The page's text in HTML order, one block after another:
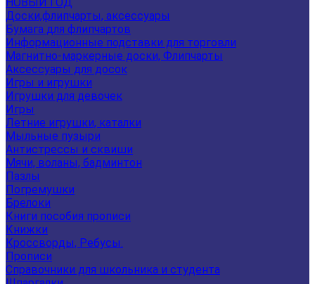
Доски,флипчарты, аксессуары
Бумага для флипчартов
Информационные подставки для торговли
Магнитно-маркерные доски, Флипчарты
Аксессуары для досок
Игры и игрушки
Игрушки для девочек
Игры
Летние игрушки, каталки
Мыльные пузыри
Антистрессы и сквиши
Мячи, воланы, бадминтон
Пазлы
Погремушки
Брелоки
Книги пособия прописи
Книжки
Кроссворды, Ребусы.
Прописи
Справочники для школьника и студента